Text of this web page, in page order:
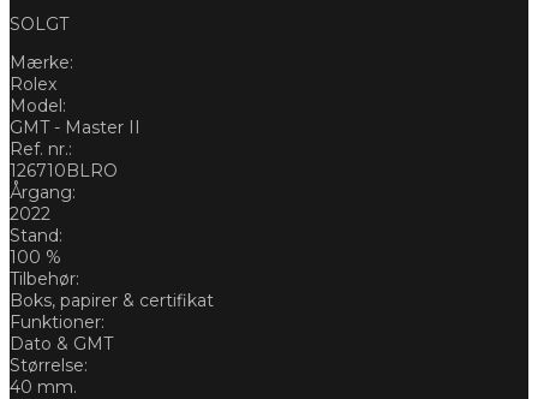
SOLGT
Mærke:
Rolex
Model:
GMT - Master II
Ref. nr.:
126710BLRO
Årgang:
2022
Stand:
100 %
Tilbehør:
Boks, papirer & certifikat
Funktioner:
Dato & GMT
Størrelse:
40 mm.